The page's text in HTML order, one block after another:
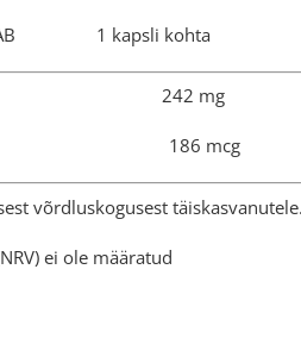
SISALDAB 1 kapsli
186
võrdluskogusest
ei ole määratud